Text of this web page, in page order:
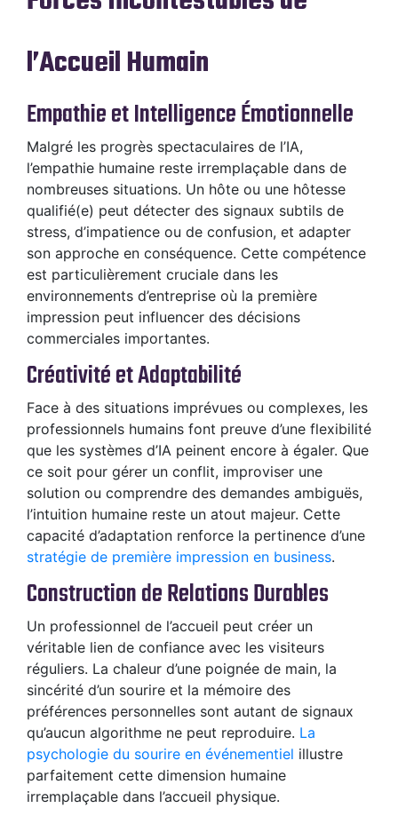
l’Accueil Humain
Empathie et Intelligence Émotionnelle
Malgré les progrès spectaculaires de l’IA,
l’empathie humaine reste irremplaçable dans de
nombreuses situations. Un hôte ou une hôtesse
qualifié(e) peut détecter des signaux subtils de
stress, d’impatience ou de confusion, et adapter
son approche en conséquence. Cette compétence
est particulièrement cruciale dans les
environnements d’entreprise où la première
impression peut influencer des décisions
commerciales importantes.
Créativité et Adaptabilité
Face à des situations imprévues ou complexes, les
professionnels humains font preuve d’une flexibilité
que les systèmes d’IA peinent encore à égaler. Que
ce soit pour gérer un conflit, improviser une
solution ou comprendre des demandes ambiguës,
l’intuition humaine reste un atout majeur. Cette
capacité d’adaptation renforce la pertinence d’une
stratégie de première impression en business.
Construction de Relations Durables
Un professionnel de l’accueil peut créer un
véritable lien de confiance avec les visiteurs
réguliers. La chaleur d’une poignée de main, la
sincérité d’un sourire et la mémoire des
préférences personnelles sont autant de signaux
qu’aucun algorithme ne peut reproduire. La
psychologie du sourire en événementiel illustre
parfaitement cette dimension humaine
irremplaçable dans l’accueil physique.